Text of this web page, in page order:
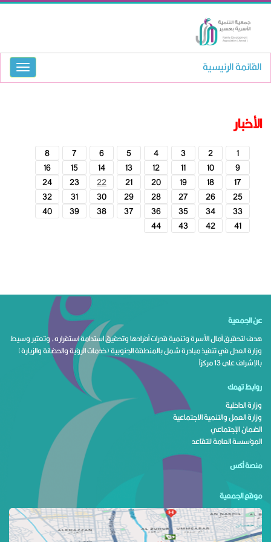
القائمة الرئيسية
الأخبار
1
2
3
4
5
6
7
8
9
10
11
12
13
14
15
16
17
18
19
20
21
22
23
24
25
26
27
28
29
30
31
32
33
34
35
36
37
38
39
40
41
42
43
44
عن الجمعية
هدف لتحقيق آمال الأسرة وتنمية قدرات أفرادها وتحقيق استدامة استقراره، وتعتبر وسيط
وزارة العدل في تنفيذ مبادرة شمل بالمنطقة الجنوبية (خدمات الرؤية والحضانة والزيارة)
بالإشراف على 13 مركزاً
روابط تهمك
وزارة الداخلية
وزارة العمل والتنمية الاجتماعية
الضمان الإجتماعي
المؤسسة العامة للتقاعد
منصة أكس
موقع الجمعية